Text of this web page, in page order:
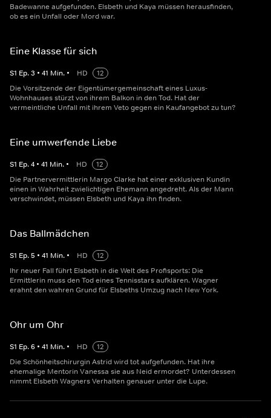
Badewanne aufgefunden. Elsbeth und Kaya müssen herausfinden,
ob es ein Unfall oder Mord war.
Eine Klasse für sich
S1 Ep.3 • 41 Min. • HD
12
Die Vorsitzende der Eigentümergemeinschaft eines Luxus-
Wohnhauses stürzt von ihrem Balkon in den Tod. Hat der
vermeintliche Unfall mit ihrem Veto gegen ein Kaufangebot zu tun?
Eine umwerfende Liebe
S1 Ep.4 • 41 Min. • HD
12
Die Partnervermittlerin Margo Clarke hat einer exklusiven Kundin
einen in Wahrheit zwielichtigen Ehemann angedreht. Als der Mann
verschwindet, müssen Elsbeth und Kaya ihn finden.
Das Ballmädchen
S1 Ep.5 • 41 Min. • HD
12
Ihr neuer Fall führt Elsbeth in die Welt des Profisports: Die
Ermittlerin muss den Tod eines Tennisstars aufklären. Wagner
erahnt den wahren Grund für Elsbeths Umzug nach New York.
Ohr um Ohr
S1 Ep.6 • 41 Min. • HD
12
Die Schönheitschirurgin Astrid wird tot aufgefunden. Hat ihre
ehemalige Mentorin Vanessa sie aus Neid ermordet? Unterdessen
nimmt Elsbeth Wagners Verhalten genauer unter die Lupe.